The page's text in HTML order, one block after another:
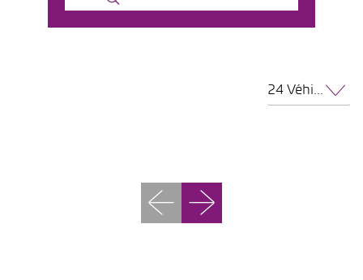
24 Véhicules par page